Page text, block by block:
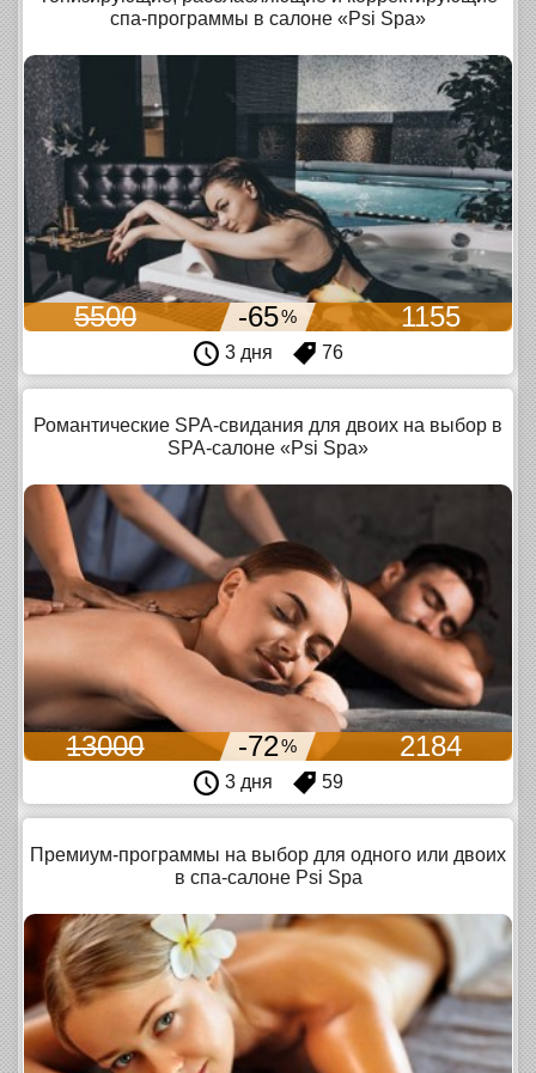
спа-программы в салоне «Psi Spa»
5500 -65% 1155
3 дня 76
Романтические SPA-свидания для двоих на выбор в
SPA-салоне «Psi Spa»
13000 -72% 2184
3 дня 59
Премиум-программы на выбор для одного или двоих
в спа-салоне Psi Spa